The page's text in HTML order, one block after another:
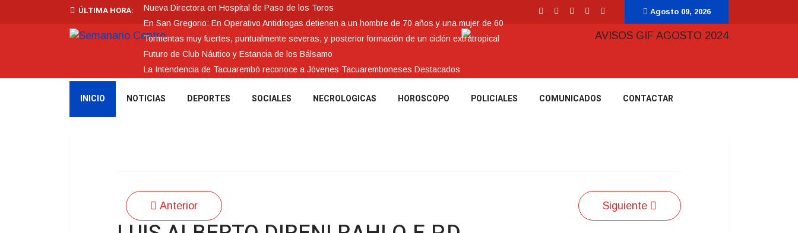
ÚLTIMA HORA:
Nueva Directora en Hospital de Paso de los Toros
En San Gregorio: En Operativo Antidrogas detienen a un hombre de 70 años y una mujer de 60
Tormentas muy fuertes, puntualmente severas, y posterior formación de un ciclón extratropical
Futuro de Club Náutico y Estancia de los Bálsamo
La Intendencia de Tacuarembó reconoce a Jóvenes Tacuaremboneses Destacados
Agosto 09, 2026
INICIO NOTICIAS DEPORTES SOCIALES NECROLOGICAS HOROSCOPO POLICIALES COMUNICADOS CONTACTAR
Anterior Siguiente